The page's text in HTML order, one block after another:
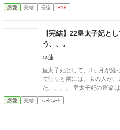
ないリュシアンとは、ここ
日々に疲れたクロエは、婚約
恋愛 完結 長編 R18
【完結】22皇太子妃と
う、、。
華蓮
皇太子妃として、3ヶ月が経
て行くと隣には、女の人が、座ってい
た、、、、 皇太子妃の運命は、どうなるのでしょう？ 指導係、教
育係編Part1
恋愛 完結 ｼｮｰﾄｼｮｰﾄ